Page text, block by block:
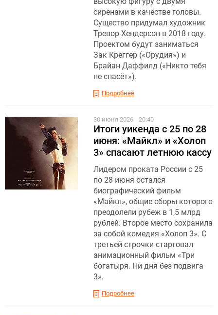
сиренами в качестве головы.
Существо придумал художник
Тревор Хендерсон в 2018 году.
Проектом будут заниматься
Зак Креггер («Орудия») и
Брайан Даффилд («Никто тебя
не спасёт»).
Подробнее
30 июня 2026 20:40
Итоги уикенда с 25 по 28
июня: «Майкл» и «Холоп
3» спасают летнюю кассу
Лидером проката России с 25
по 28 июня остался
биографический фильм
«Майкл», общие сборы которого
преодолели рубеж в 1,5 млрд
рублей. Второе место сохранила
за собой комедия «Холоп 3». С
третьей строчки стартовал
анимационный фильм «Три
богатыря. Ни дня без подвига
3».
Подробнее